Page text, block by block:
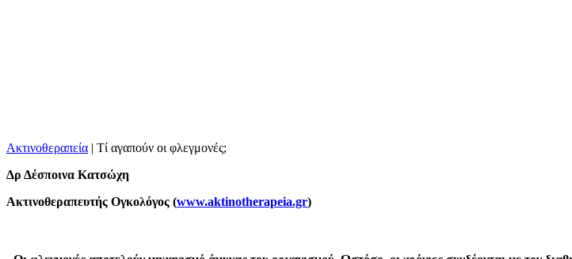
Ακτινοθεραπεία | Τί αγαπούν οι φλεγμονές;
Δρ Δέσποινα Κατσώχη
Ακτινοθεραπευτής Ογκoλόγος (www.aktinotherapeia.gr)